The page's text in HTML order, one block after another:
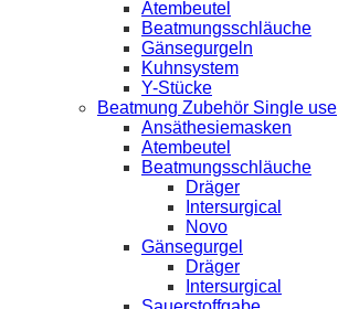
Atembeutel
Beatmungsschläuche
Gänsegurgeln
Kuhnsystem
Y-Stücke
Beatmung Zubehör Single use
Ansäthesiemasken
Atembeutel
Beatmungsschläuche
Dräger
Intersurgical
Novo
Gänsegurgel
Dräger
Intersurgical